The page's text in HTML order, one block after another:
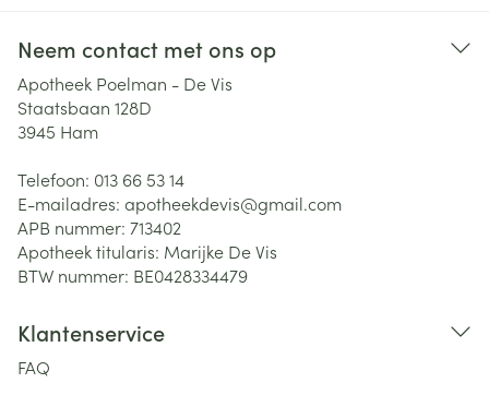
Neem contact met ons op
Apotheek Poelman - De Vis
Staatsbaan 128D
3945 Ham
Telefoon: 013 66 53 14
E-mailadres: apotheekdevis@gmail.com
APB nummer: 713402
Apotheek titularis: Marijke De Vis
BTW nummer: BE0428334479
Klantenservice
FAQ